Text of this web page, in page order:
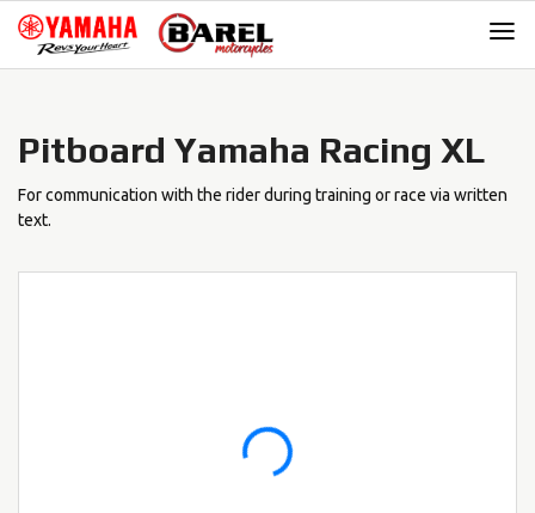
Skip
navigation
Skip
content
Pitboard Yamaha Racing XL
For communication with the rider during training or race via written
text.